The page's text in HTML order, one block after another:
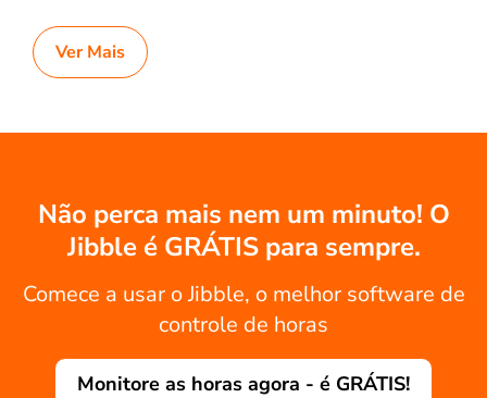
Ver Mais
Não perca mais nem um minuto! O
Jibble é GRÁTIS para sempre.
Comece a usar o Jibble, o melhor software de
controle de horas
Monitore as horas agora - é GRÁTIS!